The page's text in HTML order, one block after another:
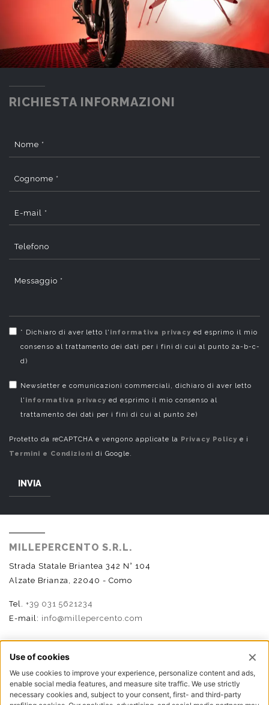
RICHIESTA INFORMAZIONI
Nome *
Cognome *
E-mail *
Telefono
Messaggio *
* Dichiaro di aver letto l' informativa privacy ed esprimo il mio
consenso al trattamento dei dati per i fini di cui al punto 2a-b-c-
d)
Newsletter e comunicazioni commerciali, dichiaro di aver letto
l' informativa privacy ed esprimo il mio consenso al
trattamento dei dati per i fini di cui al punto 2e)
Protetto da reCAPTCHA e vengono applicate la Privacy Policy e i
Termini e Condizioni di Google.
INVIA
MILLEPERCENTO S.R.L.
Strada Statale Briantea 342 N° 104
Alzate Brianza, 22040 - Como
Tel. +39 031 5621234
E-mail: info@millepercento.com
SEGUICI